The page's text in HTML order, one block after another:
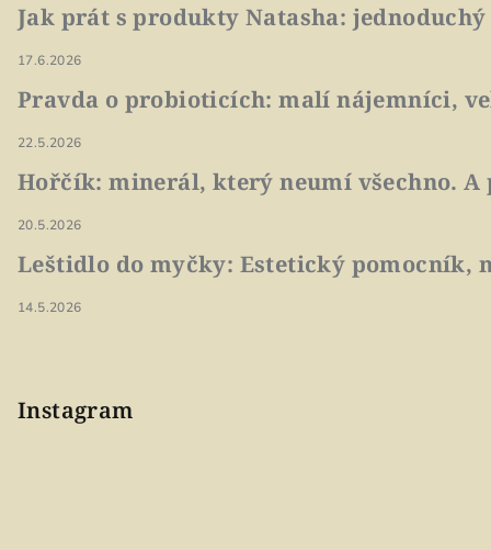
Jak prát s produkty Natasha:
17.6.2026
Pravda o probioticích: malí nájemníci,
22.5.2026
Hořčík: minerál, který neumí všechno.
20.5.2026
Leštidlo do myčky: Estetický pomocník,
14.5.2026
Instagram